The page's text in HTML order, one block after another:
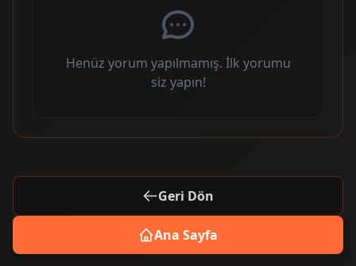
Henüz yorum yapılmamış. İlk yorumu
siz yapın!
Geri Dön
Ana Sayfa